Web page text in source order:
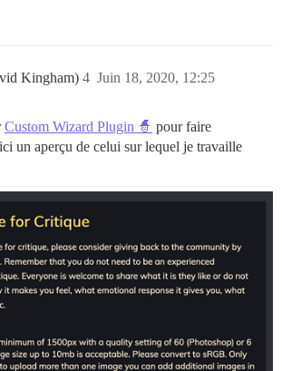
Kingham) Juin 18, 2020, 12:25
4
Custom Wizard Plugin 🧙 pour faire
un aperçu de celui sur lequel je travaille